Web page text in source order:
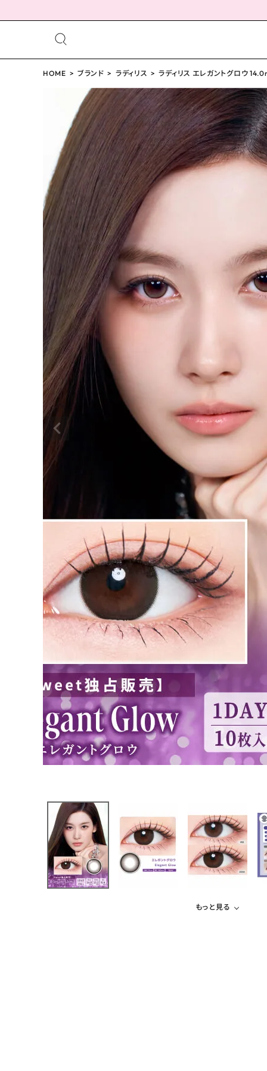
ログイン person 会員登録
ラディリス エレガントグロウ 14.0mm
¥ 1,760 (税込)
配送方法について
発送について
お支払い方法について
お買い物ガイド
よくあるご質問
HOME ブランド ラディリス ラディリス エレガントグロウ
もっと見る